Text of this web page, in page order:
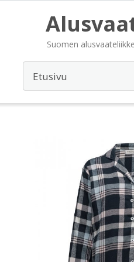
Suomen